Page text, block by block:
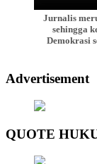
Jurnalis
sehingga
Demokrasi
Advertisement
QUOTE